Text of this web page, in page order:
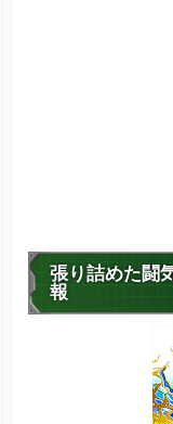
張り詰めた闘
報